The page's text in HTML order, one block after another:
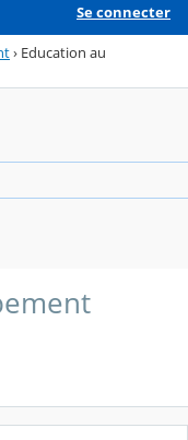
Se connecter
› Education au